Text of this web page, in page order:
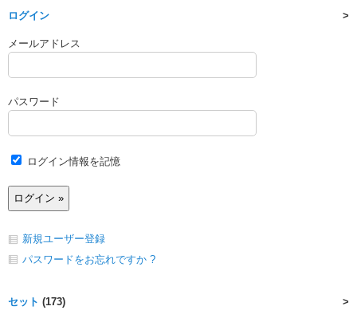
ログイン
メールアドレス
パスワード
ログイン情報を記憶
新規ユーザー登録
パスワードをお忘れですか ?
セット (173)